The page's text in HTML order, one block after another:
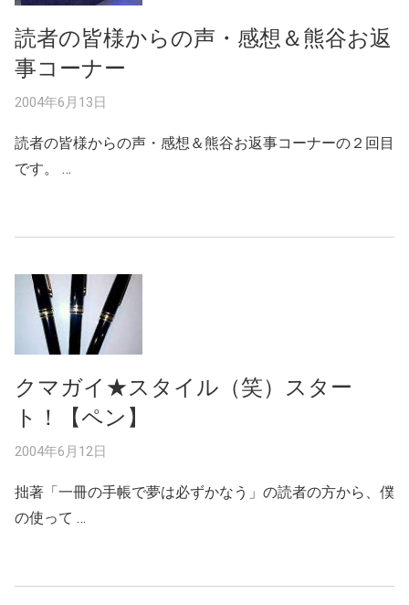
読者の皆様からの声・感想＆熊谷お返
事コーナー
2004年6月13日
読者の皆様からの声・感想＆熊谷お返事コーナーの２回目
です。 …
クマガイ★スタイル（笑）スター
ト！【ペン】
2004年6月12日
拙著「一冊の手帳で夢は必ずかなう」の読者の方から、僕
の使って …